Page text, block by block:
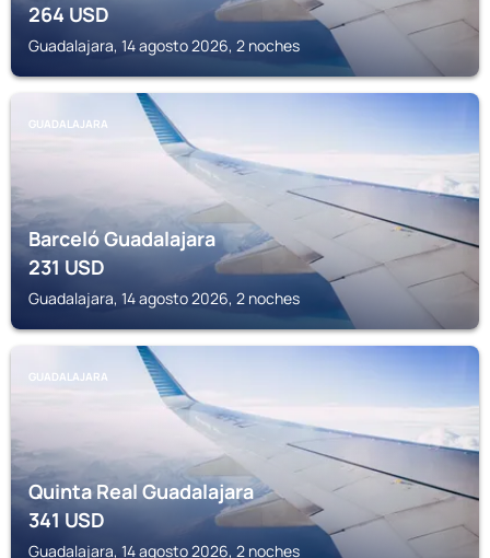
264USD
Guadalajara, 14 agosto 2026, 2 noches
GUADALAJARA
Barceló Guadalajara
231USD
Guadalajara, 14 agosto 2026, 2 noches
GUADALAJARA
Quinta Real Guadalajara
341USD
Guadalajara, 14 agosto 2026, 2 noches